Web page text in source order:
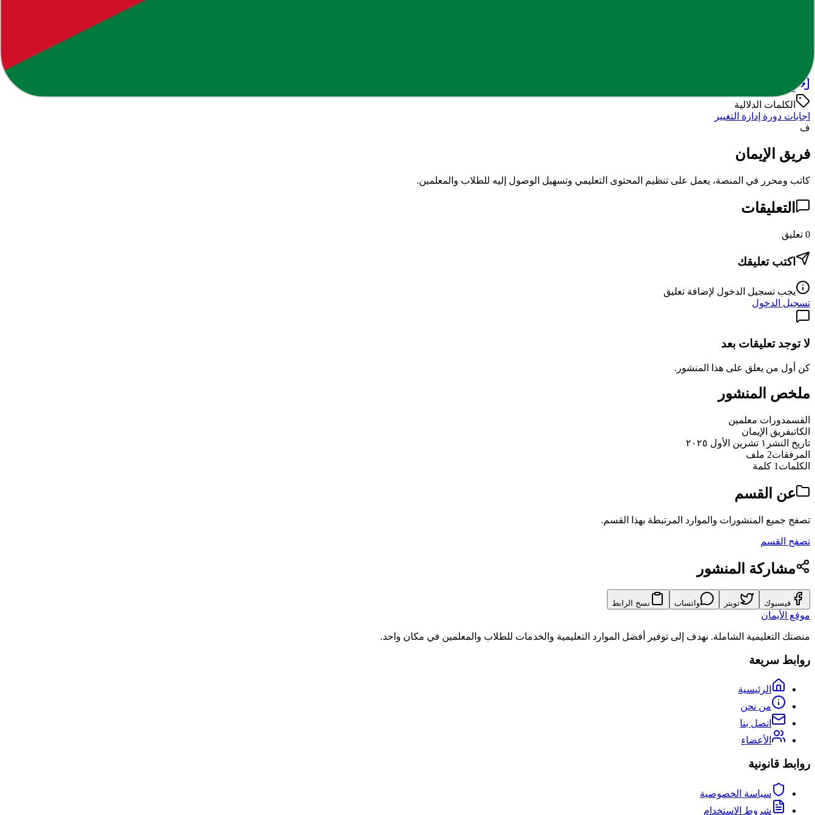
دخول
الكلمات الدلالية
اجابات دورة إدارة التغيير
ف
فريق الإيمان
كاتب ومحرر في المنصة، يعمل على تنظيم المحتوى التعليمي وتسهيل الوصول إليه للطلاب والمعلمين.
التعليقات
0 تعليق
اكتب تعليقك
يجب تسجيل الدخول لإضافة تعليق
تسجيل الدخول
لا توجد تعليقات بعد
كن أول من يعلق على هذا المنشور.
ملخص المنشور
القسمدورات معلمين
الكاتبفريق الإيمان
تاريخ النشر ١ تشرين الأول ٢٠٢٥
المرفقات2 ملف
الكلمات 1 كلمة
عن القسم
تصفح جميع المنشورات والموارد المرتبطة بهذا القسم.
تصفح القسم
مشاركة المنشور
فيسبوك تويتر واتساب نسخ الرابط
موقع الأيمان
منصتك التعليمية الشاملة. نهدف إلى توفير أفضل الموارد التعليمية والخدمات للطلاب والمعلمين في مكان واحد.
روابط سريعة
الرئيسية
من نحن
اتصل بنا
الأعضاء
روابط قانونية
سياسة الخصوصية
شروط الاستخدام